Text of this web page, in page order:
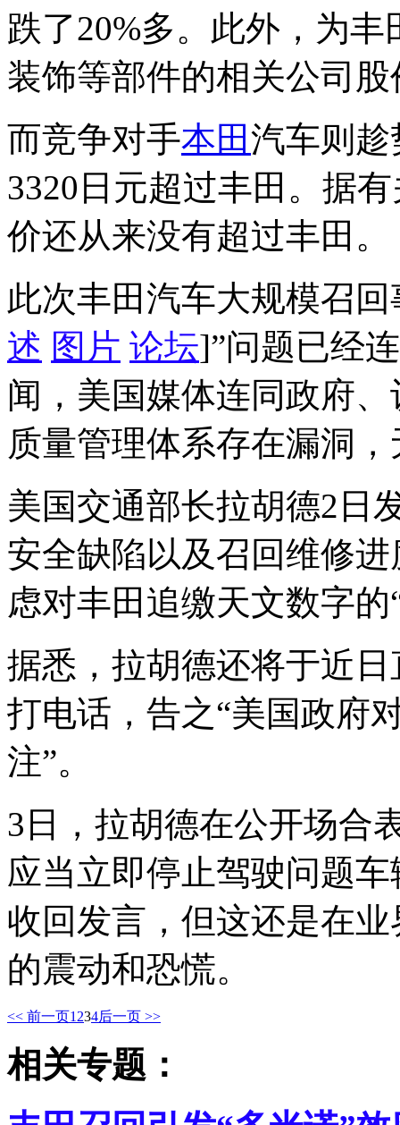
跌了20%多。此外，为
装饰等部件的相关公司
而竞争对手本田 汽车则趁
3320日元超过丰田。据
价还从来没有超过丰田。
此次丰田汽车大规模召
述 图片 论坛]”问题已经
闻，美国媒体连同政府
质量管理体系存在漏洞
美国交通部长拉胡德2日
安全缺陷以及召回维修
虑对丰田追缴天文数字的
据悉，拉胡德还将于近
打电话，告之“美国政府
注”。
3日，拉胡德在公开场合
应当立即停止驾驶问题
收回发言，但这还是在
的震动和恐慌。
<< 前一页1 234后一页 >>
相关专题：